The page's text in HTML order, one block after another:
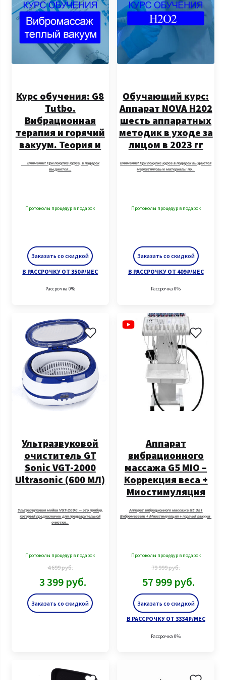
Заказать со скидкой
Курс обучения: G8
Tutbo.
Вибрационная
терапия и горячий
вакуум. Теория и
Протоколы
Внимание! При покупке курса, в подарок
выдаются…
Протоколы процедур в подарок
В РАССРОЧКУ ОТ 350 ₽/МЕС
Рассрочка 0%
Заказать со скидкой
Обучающий курс:
Аппарат NOVA H202
шесть аппаратных
методик в уходе за
лицом в 2023 гг
Внимание! При покупке курса в подарок выдаются
маркетинговые материалы по…
Протоколы процедур в подарок
В РАССРОЧКУ ОТ 409 ₽/МЕС
Рассрочка 0%
Заказать со скидкой
Ультразвуковой
очиститель GT
Sonic VGT-2000
Ultrasonic (600 МЛ)
Ультразвуковая мойка VGT-2000 — это прибор,
который предназначен для предварительной
очистки…
Протоколы процедур в подарок
4 699руб.
3 399 руб.
Заказать со скидкой
Аппарат
вибрационного
массажа G5 MIO –
Коррекция веса +
Миостимуляция
Аппарат вибрационного массажа G5 3в1
Вибромассаж + Миостимуляция + горячий вакуум
Протоколы процедур в подарок
79 999руб.
57 999 руб.
В РАССРОЧКУ ОТ 3334 ₽/МЕС
Рассрочка 0%